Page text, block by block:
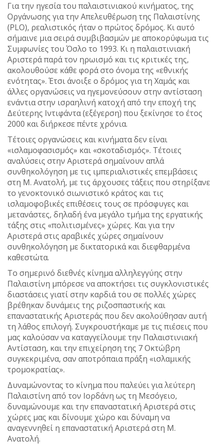
Για την ηγεσία του παλαιστινιακού κινήματος, της
Οργάνωσης για την Απελευθέρωση της Παλαιστίνης
(PLO), ρεαλιστικός ήταν ο πρώτος δρόμος. Κι αυτό
σήμαινε μια σειρά συμβιβασμών με αποκορύφωμα τις
Συμφωνίες του Όσλο το 1993. Κι η παλαιστινιακή
Αριστερά παρά τον ηρωισμό και τις κριτικές της,
ακολουθούσε κάθε φορά στο όνομα της «εθνικής
ενότητας». Έτσι άνοιξε ο δρόμος για τη Χαμάς και
άλλες οργανώσεις να ηγεμονεύσουν στην αντίσταση
ενάντια στην ισραηλινή κατοχή από την εποχή της
Δεύτερης Ιντιφάντα (εξέγερση) που ξεκίνησε το έτος
2000 και διήρκεσε πέντε χρόνια.
Τέτοιες οργανώσεις και κινήματα δεν είναι
«ισλαμοφασισμός» και «σκοταδισμός». Τέτοιες
αναλύσεις στην Αριστερά σημαίνουν απλά
συνθηκολόγηση με τις ιμπεριαλιστικές επεμβάσεις
στη Μ. Ανατολή, με τις άρχουσες τάξεις που στηρίξανε
το γενοκτονικό σιωνιστικό κράτος και τις
ισλαμοφοβικές επιθέσεις τους σε πρόσφυγες και
μετανάστες, δηλαδή ένα μεγάλο τμήμα της εργατικής
τάξης στις «πολιτισμένες» χώρες. Και για την
Αριστερά στις αραβικές χώρες σημαίνουν
συνθηκολόγηση με δικτατορικά και διεφθαρμένα
καθεστώτα.
Το σημερινό διεθνές κίνημα αλληλεγγύης στην
Παλαιστίνη μπόρεσε να αποκτήσει τις συγκλονιστικές
διαστάσεις γιατί στην καρδιά του σε πολλές χώρες
βρέθηκαν δυνάμεις της ριζοσπαστικής και
επαναστατικής Αριστεράς που δεν ακολούθησαν αυτή
τη λάθος επιλογή. Συγκρουστήκαμε με τις πιέσεις που
μας καλούσαν να καταγγείλουμε την Παλαιστινιακή
Αντίσταση, και την επιχείρηση της 7 Οκτώβρη
συγκεκριμένα, σαν αποτρόπαια πράξη «ισλαμικής
τρομοκρατίας».
Δυναμώνοντας το κίνημα που παλεύει για λεύτερη
Παλαιστίνη από τον Ιορδάνη ως τη Μεσόγειο,
δυναμώνουμε και την επαναστατική Αριστερά στις
χώρες μας και δίνουμε χώρο και δύναμη να
αναγεννηθεί η επαναστατική Αριστερά στη Μ.
Ανατολή.